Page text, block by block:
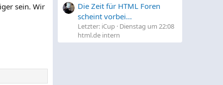
sein. Wir
Die Zeit für HTML Foren
scheint vorbei...
Letzter: iCup Dienstag um 22:08
html.de intern